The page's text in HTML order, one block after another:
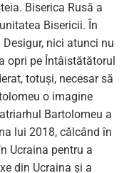
Biserica Rusă a
Bisericii. În
nici atunci nu
opri pe Întâistătătorul
totuși, necesar să
o imagine
Bartolomeu a
lui 2018, călcând în
Ucraina pentru a
din Ucraina și a